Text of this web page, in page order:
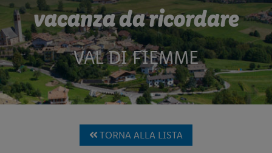
vacanza da ricordare
VAL DI FIEMME
TORNA ALLA LISTA